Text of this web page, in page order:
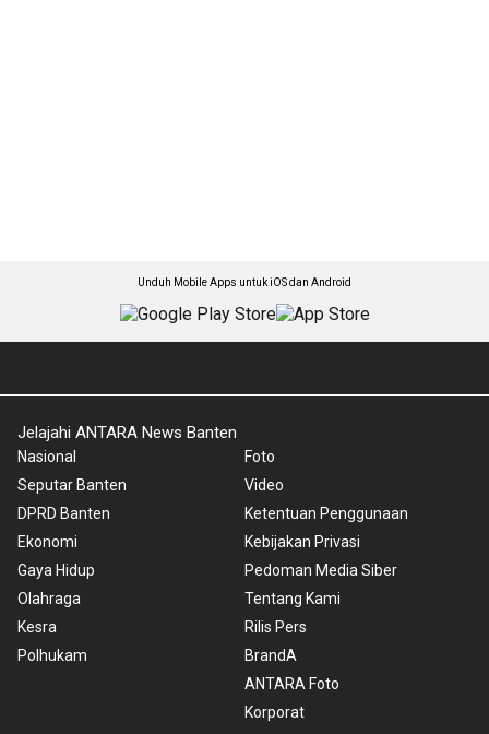
Unduh Mobile Apps untuk iOS dan Android
Jelajahi ANTARA News Banten
Nasional
Seputar Banten
DPRD Banten
Ekonomi
Gaya Hidup
Olahraga
Kesra
Polhukam
Foto
Video
Ketentuan Penggunaan
Kebijakan Privasi
Pedoman Media Siber
Tentang Kami
Rilis Pers
BrandA
ANTARA Foto
Korporat